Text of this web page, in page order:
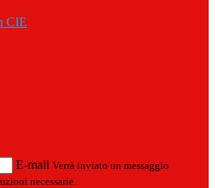
CIE
E-mail Verrà inviato un messaggio
necessarie.